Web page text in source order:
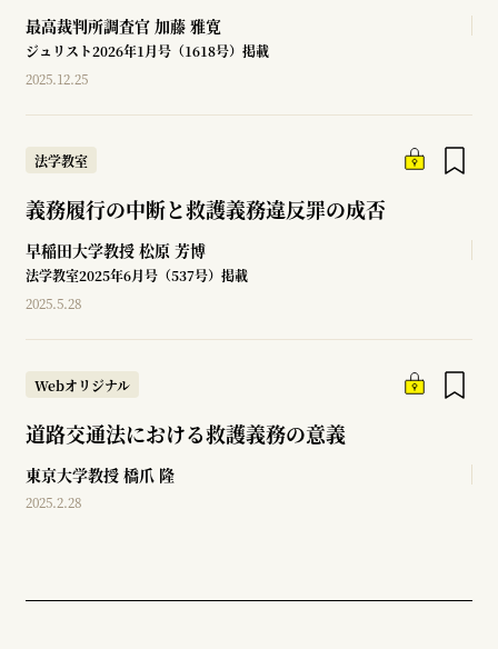
最高裁判所調査官 加藤 雅寛
ジュリスト2026年1月号（1618号）掲載
2025.12.25
法学教室
義務履行の中断と救護義務違反罪の成否
早稲田大学教授 松原 芳博
法学教室2025年6月号（537号）掲載
2025.5.28
Webオリジナル
道路交通法における救護義務の意義
東京大学教授 橋爪 隆
2025.2.28